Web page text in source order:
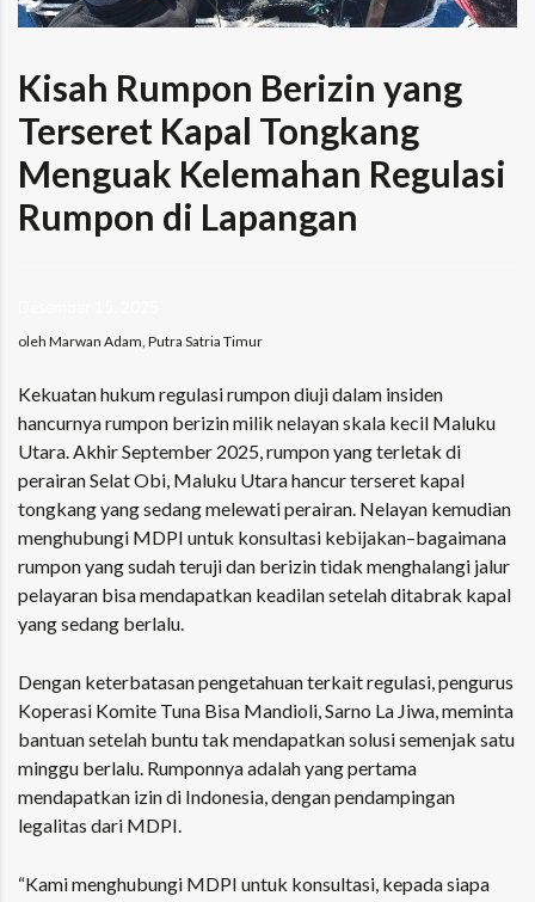
Kisah Rumpon Berizin yang
Terseret Kapal Tongkang
Menguak Kelemahan Regulasi
Rumpon di Lapangan
oleh Marwan Adam, Putra Satria Timur
Kekuatan hukum regulasi rumpon diuji dalam insiden
hancurnyarumpon berizinmilik nelayan skala kecil Maluku
Utara. Akhir September 2025, rumpon yang terletak di
perairanSelat Obi, Maluku Utarahancur terseret kapal
tongkangyang sedang melewati perairan. Nelayan kemudian
menghubungi MDPI untuk konsultasi kebijakan–bagaimana
rumpon yang sudah teruji dan berizin tidak menghalangi jalur
pelayaran bisa mendapatkan keadilan setelah ditabrak kapal
yang sedang berlalu.
Dengan keterbatasan pengetahuan terkait regulasi, pengurus
Koperasi Komite Tuna Bisa Mandioli, Sarno La Jiwa, meminta
bantuan setelah buntu tak mendapatkan solusi semenjak satu
minggu berlalu. Rumponnya adalah yang pertama
mendapatkan izin di Indonesia, dengan pendampingan
legalitas dari MDPI.
“Kami menghubungi MDPI untuk konsultasi, kepada siapa